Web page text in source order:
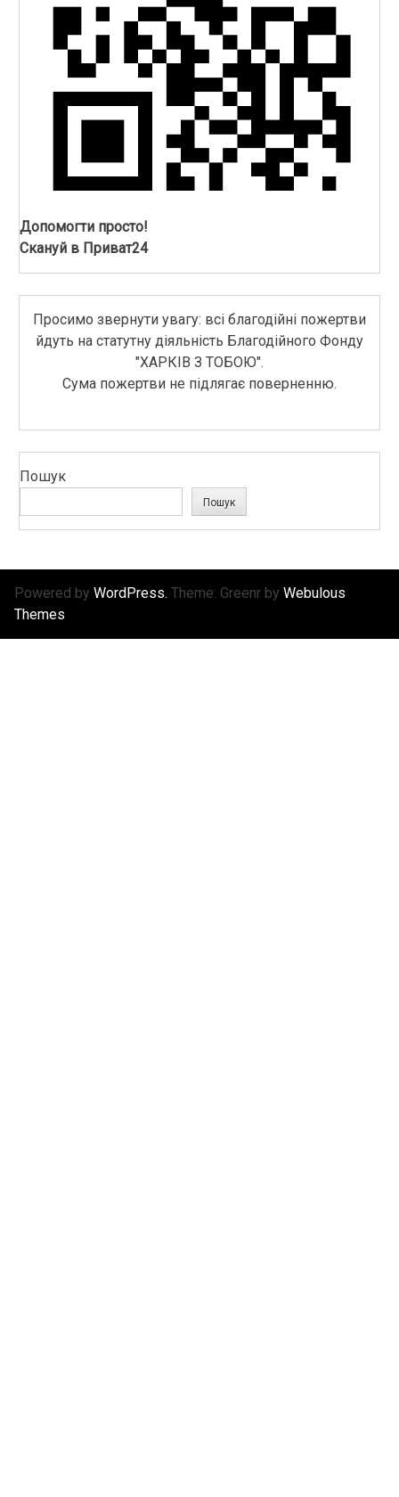
Допомогти просто!
Скануй в Приват24
Просимо звернути увагу: всі благодійні пожертви
йдуть на статутну діяльність Благодійного Фонду
"ХАРКІВ З ТОБОЮ".
Сума пожертви не підлягає поверненню.
Пошук
Пошук
Powered by WordPress. Theme: Greenr by Webulous
Themes